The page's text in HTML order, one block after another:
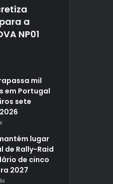
a
NP01
mil
em Portugal
sete
lugar
de Rally-Raid
de cinco
2027